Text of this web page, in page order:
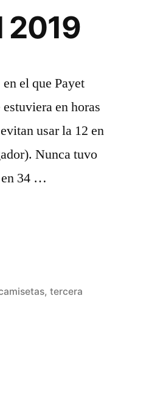
2019
el que Payet
en horas
usar la 12 en
Nunca tuvo
en 34 …
,tercera